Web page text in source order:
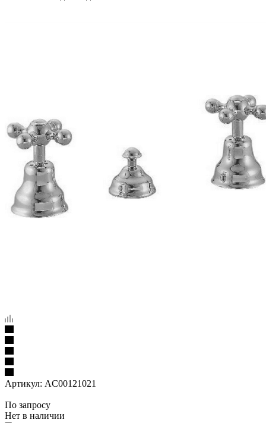
Артикул: AC00121021
По запросу
Нет в наличии